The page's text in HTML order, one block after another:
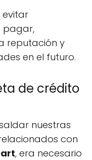
evitar
pagar,
reputación y
en el futuro.
de crédito
nuestras
con
, era necesario